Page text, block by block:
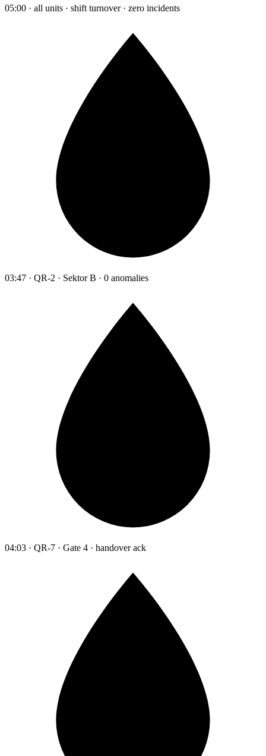
05:00 · all units · shift turnover · zero incidents
03:47 · QR-2 · Sektor B · 0 anomalies
04:03 · QR-7 · Gate 4 · handover ack